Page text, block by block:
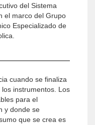
del Sistema
el marco del Grupo
Especializado de
cuando se finaliza
instrumentos. Los
para el
y donde se
que se crea es